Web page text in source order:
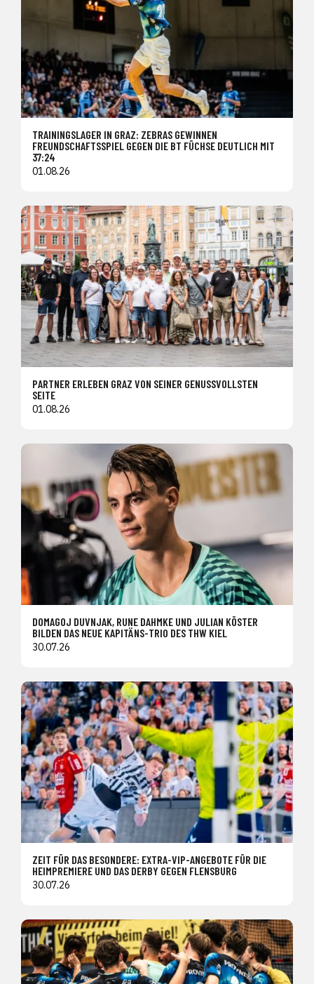
TRAININGSLAGER IN GRAZ: ZEBRAS GEWINNEN
FREUNDSCHAFTSSPIEL GEGEN DIE BT FÜCHSE DEUTLICH MIT
37:24
01.08.26
PARTNER ERLEBEN GRAZ VON SEINER GENUSSVOLLSTEN
SEITE
01.08.26
DOMAGOJ DUVNJAK, RUNE DAHMKE UND JULIAN KÖSTER
BILDEN DAS NEUE KAPITÄNS-TRIO DES THW KIEL
30.07.26
ZEIT FÜR DAS BESONDERE: EXTRA-VIP-ANGEBOTE FÜR DIE
HEIMPREMIERE UND DAS DERBY GEGEN FLENSBURG
30.07.26